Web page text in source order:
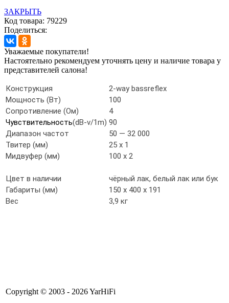
ЗАКРЫТЬ
Код товара: 79229
Поделиться:
Уважаемые покупатели!
Настоятельно рекомендуем уточнять цену и наличие товара у
представителей салона!
Конструкция
2-way bassreflex
Мощность (Вт)
100
Сопротивление (Ом)
4
Чувствительность(dB-v/1m) 90
Диапазон частот
50 — 32 000
Твитер (мм)
25 х 1
Мидвуфер (мм)
100 х 2
Цвет в наличии
чёрный лак, белый лак или бук
Габариты (мм)
150 x 400 x 191
Вес
3,9 кг
Copyright © 2003 - 2026 YarHiFi